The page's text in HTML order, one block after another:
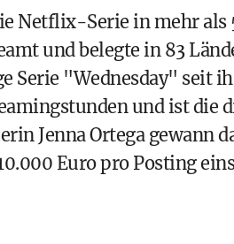
Netflix-Serie in mehr
und belegte in 83
Serie "Wednesday" seit
und ist die
Jenna Ortega gewann
Euro pro Posting